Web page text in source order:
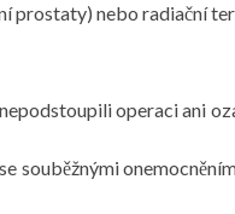
prostaty) nebo radiační
operaci ani
souběžnými